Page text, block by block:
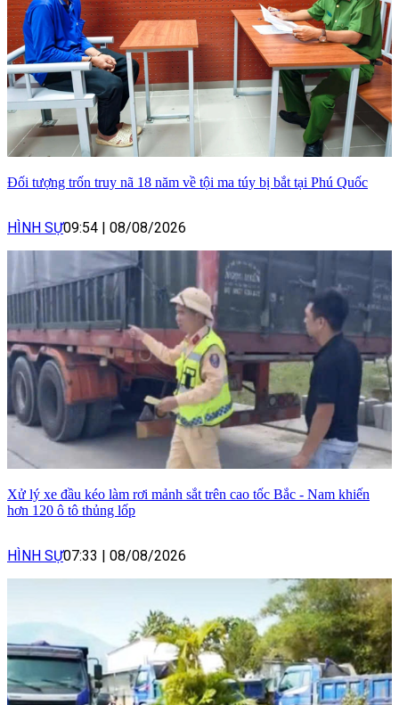
Đối tượng trốn truy nã 18 năm về tội ma túy bị bắt tại Phú Quốc
HÌNH SỰ09:54 | 08/08/2026
Xử lý xe đầu kéo làm rơi mảnh sắt trên cao tốc Bắc - Nam khiến
hơn 120 ô tô thủng lốp
HÌNH SỰ07:33 | 08/08/2026